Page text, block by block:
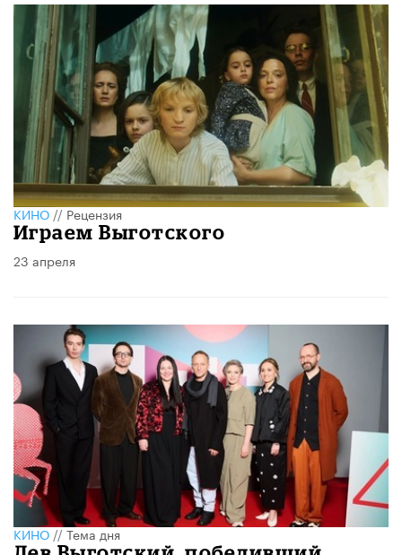
КИНО//Рецензия
Играем Выготского
23 апреля
КИНО//Тема дня